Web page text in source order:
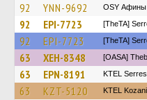
92 YNN-9692 OSY Афины
92 EPI-7723 [TheTA]
92 EPI-7723 [TheTA]
63 XEH-8348 [OASA]
63 EPN-8191 KTEL Serres
63 KZT-5120 ΚΤΕL Kozani